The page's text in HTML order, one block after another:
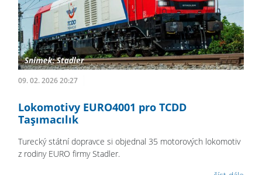
09. 02. 2026 20:27
Lokomotivy EURO4001 pro TCDD
Taşımacılık
Turecký státní dopravce si objednal 35 motorových lokomotiv
z rodiny EURO firmy Stadler.